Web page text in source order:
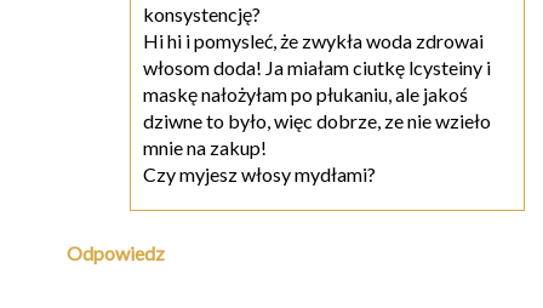
konsystencję?
Hi hi i pomysleć, że zwykła woda zdrowai
włosom doda! Ja miałam ciutkę lcysteiny i
maskę nałożyłam po płukaniu, ale jakoś
dziwne to było, więc dobrze, ze nie wzieło
mnie na zakup!
Czy myjesz włosy mydłami?
Odpowiedz